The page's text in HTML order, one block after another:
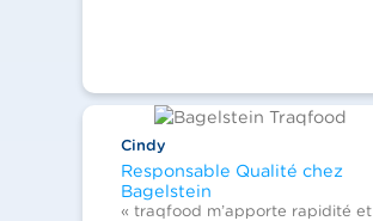
Cindy
Responsable Qualité chez
Bagelstein
« traqfood m’apporte rapidité et